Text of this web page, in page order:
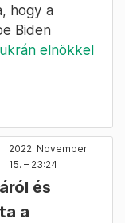
hogy a
Biden
ukrán elnökkel
2022. November
15. – 23:24
és
a